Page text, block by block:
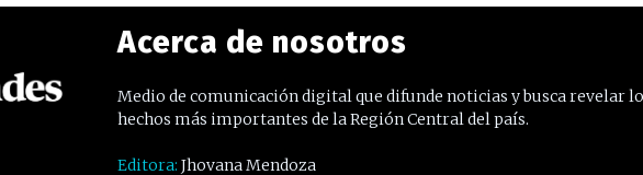
Acerca de nosotros
Medio de comunicación digital que difunde noticias y busca revelar
hechos más importantes de la Región Central del país.
Editora: Jhovana Mendoza